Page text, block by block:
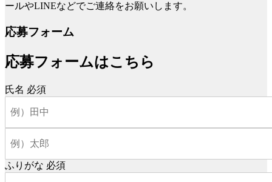
ールやLINEなどでご連絡をお願いします。
応募フォーム
応募フォームはこちら
氏名 必須
ふりがな 必須